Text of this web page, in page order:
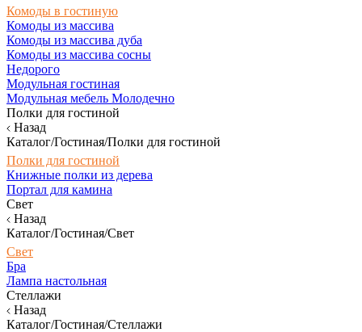
Комоды в гостиную
Комоды из массива
Комоды из массива дуба
Комоды из массива сосны
Недорого
Модульная гостиная
Модульная мебель Молодечно
Полки для гостиной
Назад
Каталог/Гостиная/Полки для гостиной
Полки для гостиной
Книжные полки из дерева
Портал для камина
Свет
Назад
Каталог/Гостиная/Свет
Свет
Бра
Лампа настольная
Стеллажи
Назад
Каталог/Гостиная/Стеллажи